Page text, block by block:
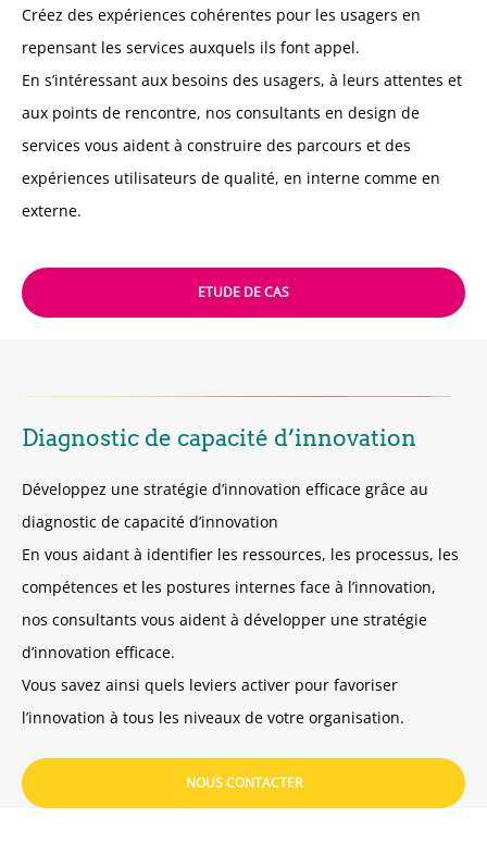
Créez des expériences cohérentes pour les usagers en
repensant les services auxquels ils font appel.
En s’intéressant aux besoins des usagers, à leurs attentes et
aux points de rencontre, nos consultants en design de
services vous aident à construire des parcours et des
expériences utilisateurs de qualité, en interne comme en
externe.
ETUDE DE CAS
Diagnostic de capacité d’innovation
Développez une stratégie d’innovation efficace grâce au
diagnostic de capacité d’innovation
En vous aidant à identifier les ressources, les processus, les
compétences et les postures internes face à l’innovation,
nos consultants vous aident à développer une stratégie
d’innovation efficace.
Vous savez ainsi quels leviers activer pour favoriser
l’innovation à tous les niveaux de votre organisation.
NOUS CONTACTER